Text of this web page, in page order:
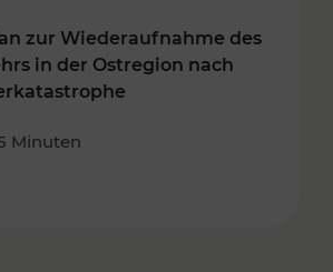
zur Wiederaufnahme des
in der Ostregion nach
Minuten